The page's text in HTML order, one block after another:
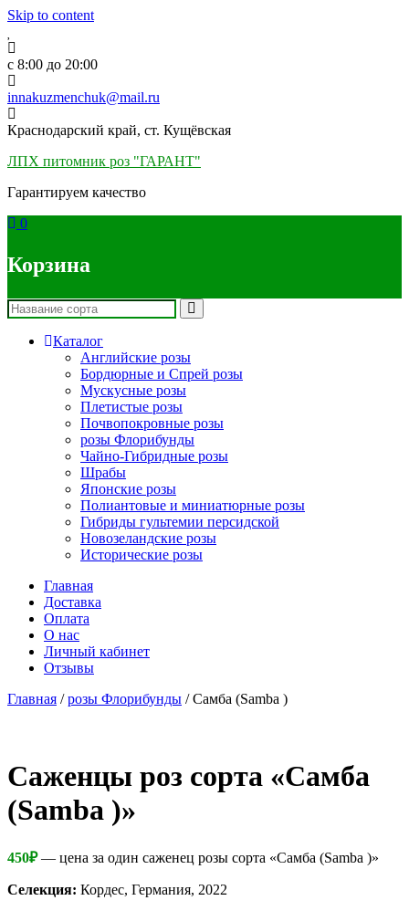
Skip to content
c 8:00 до 20:00
innakuzmenchuk@mail.ru
Краснодарский край, ст. Кущёвская
ЛПХ питомник роз "ГАРАНТ"
Гарантируем качество
0
Корзина
Каталог
Английские розы
Бордюрные и Спрей розы
Мускусные розы
Плетистые розы
Почвопокровные розы
розы Флорибунды
Чайно-Гибридные розы
Шрабы
Японские розы
Полиантовые и миниатюрные розы
Гибриды гультемии персидской
Новозеландские розы
Исторические розы
Главная
Доставка
Оплата
О нас
Личный кабинет
Отзывы
Главная /розы Флорибунды / Самба (Samba )
Cаженцы роз сорта «Самба
(Samba )»
450₽— цена за один саженец розы сорта «Самба (Samba )»
Селекция: Кордес, Германия, 2022